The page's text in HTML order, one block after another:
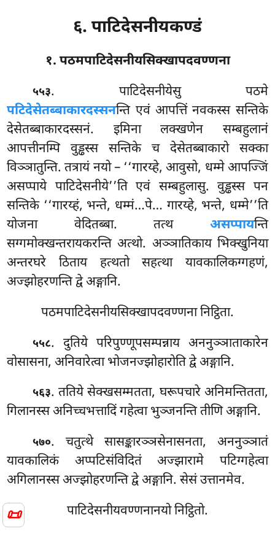
📜
६. पाटिदेसनीयकण्डं
१. पठमपाटिदेसनीयसिक्खापदवण्णना
५५३. पाटिदेसनीयेसु पठमे
पटिदेसेतब्बाकारदस्सनन्ति एवं आपत्तिं नवकस्स सन्तिके
देसेतब्बाकारदस्सनं. इमिना लक्खणेन सम्बहुलानं
आपत्तीनम्पि वुड्ढस्स सन्तिके च देसेतब्बाकारो सक्का
विञ्ञातुन्ति. तत्रायं नयो – ‘‘गारय्हे, आवुसो, धम्मे आपज्जिं
असप्पाये पाटिदेसनीये’’ति एवं सम्बहुलासु. वुड्ढस्स पन
सन्तिके ‘‘गारय्हं, भन्ते, धम्मं…पे… गारय्हे, भन्ते, धम्मे’’ति
योजना वेदितब्बा. तत्थ असप्पायन्ति
सग्गमोक्खन्तरायकरन्ति अत्थो. अञ्ञातिकाय भिक्खुनिया
अन्तरघरे ठिताय हत्थतो सहत्था यावकालिकग्गहणं,
अज्झोहरणन्ति द्वे अङ्गानि.
पठमपाटिदेसनीयसिक्खापदवण्णना निट्ठिता.
५५८. दुतिये परिपुण्णूपसम्पन्नाय अननुञ्ञाताकारेन
वोसासना, अनिवारेत्वा भोजनज्झोहारोति द्वे अङ्गानि.
५६३. ततिये सेक्खसम्मतता, घरूपचारे अनिमन्तितता,
गिलानस्स अनिच्चभत्तादिं गहेत्वा भुञ्जनन्ति तीणि अङ्गानि.
५७०. चतुत्थे सासङ्कारञ्ञसेनासनता, अननुञ्ञातं
यावकालिकं अप्पटिसंविदितं अज्झारामे पटिग्गहेत्वा
अगिलानस्स अज्झोहरणन्ति द्वे अङ्गानि. सेसं उत्तानमेव.
पाटिदेसनीयवण्णनानयो निट्ठितो.